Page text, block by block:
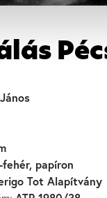
papíron
Tot Alapítvány